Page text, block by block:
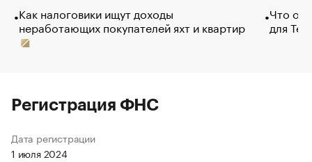
Как налоговики ищут доходы
неработающих покупателей яхт и квартир
Что
для
Регистрация ФНС
Дата регистрации
1 июля 2024